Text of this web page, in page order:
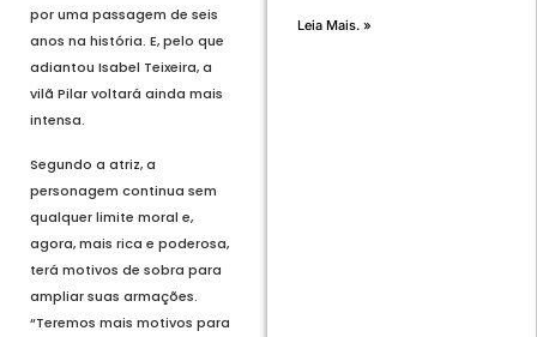
por uma passagem de seis
anos na história. E, pelo que
adiantou Isabel Teixeira, a
vilã Pilar voltará ainda mais
intensa.
Segundo a atriz, a
personagem continua sem
qualquer limite moral e,
agora, mais rica e poderosa,
terá motivos de sobra para
ampliar suas armações.
“Teremos mais motivos para
Leia Mais. »